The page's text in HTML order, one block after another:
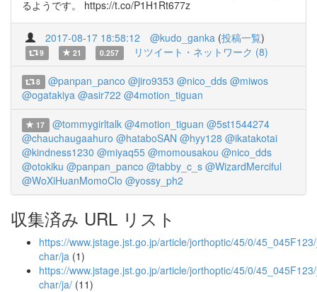
るようです。 https://t.co/P1H1Rt677z
2017-08-17 18:58:12 @kudo_ganka (投稿一覧)
9 21 0.257 リツイート・ネットワーク (8)
8 @panpan_panco @jiro9353 @nico_dds @miwos
@ogatakiya @asir722 @4motion_tiguan
17 @tommygirltalk @4motion_tiguan @5st1544274
@chauchaugaahuro @hataboSAN @hyy128 @ikatakotai
@kindness1230 @miyaq55 @momousakou @nico_dds
@otokiku @panpan_panco @tabby_c_s @WizardMerciful
@WoXiHuanMomoClo @yossy_ph2
収集済み URL リスト
https://www.jstage.jst.go.jp/article/jorthoptic/45/0/
char/ja (1)
https://www.jstage.jst.go.jp/article/jorthoptic/45/0/
char/ja/ (11)